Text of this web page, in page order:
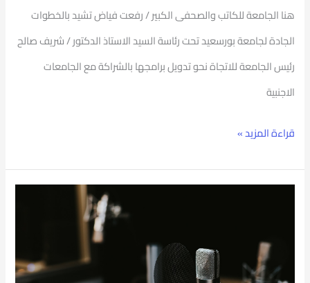
هنا الجامعة للكاتب والصحفى الكبير / رفعت فياض تشيد بالخطوات
الجادة لجامعة بورسعيد تحت رئاسة السيد الاستاذ الدكتور / شريف صالح
رئيس الجامعة للاتجاة نحو تدويل برامجها بالشراكة مع الجامعات
الاجنبية
قراءة المزيد »